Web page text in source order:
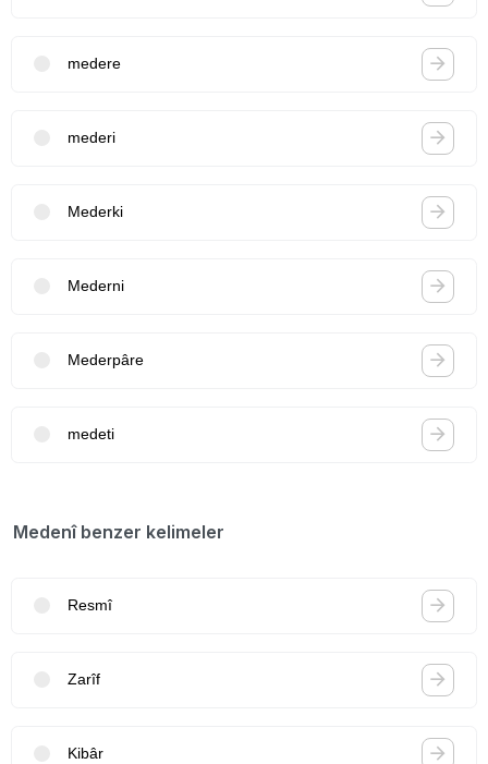
medere
mederi
Mederki
Mederni
Mederpâre
medeti
Medenî benzer kelimeler
Resmî
Zarîf
Kibâr